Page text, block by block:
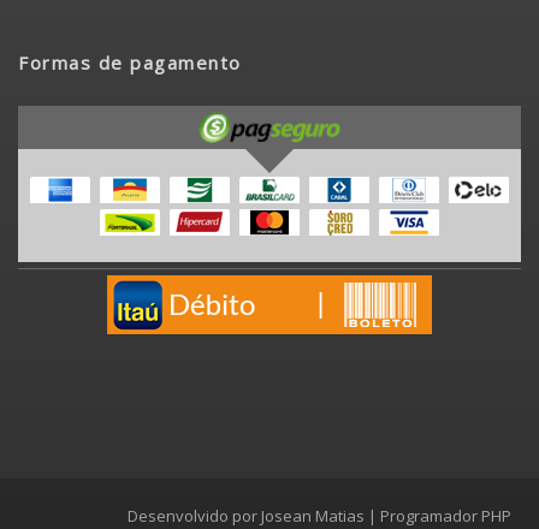
Formas de pagamento
Desenvolvido por Josean Matias | Programador PHP